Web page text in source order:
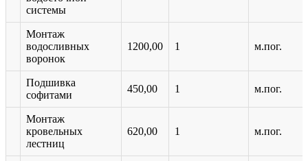
системы
Монтаж
водосливных
воронок
1200,00 1 м.пог.
Подшивка
софитами
450,00 1 м.пог.
Монтаж
кровельных
лестниц
620,00 1 м.пог.